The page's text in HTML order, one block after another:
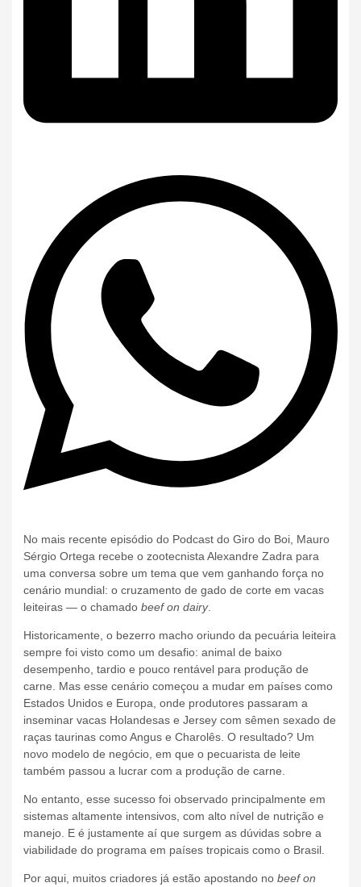
No mais recente episódio do Podcast do Giro do Boi, Mauro
Sérgio Ortega recebe o zootecnista Alexandre Zadra para
uma conversa sobre um tema que vem ganhando força no
cenário mundial: o cruzamento de gado de corte em vacas
leiteiras — o chamadobeef on dairy.
Historicamente, o bezerro macho oriundo da pecuária leiteira
sempre foi visto como um desafio: animal de baixo
desempenho, tardio e pouco rentável para produção de
carne. Mas esse cenário começou a mudar em países como
Estados Unidos e Europa, onde produtores passaram a
inseminar vacas Holandesas e Jersey com sêmen sexado de
raças taurinas como Angus e Charolês. O resultado? Um
novo modelo de negócio, em que o pecuarista de leite
também passou a lucrar com a produção de carne.
No entanto, esse sucesso foi observado principalmente em
sistemas altamente intensivos, com alto nível de nutrição e
manejo. E é justamente aí que surgem as dúvidas sobre a
viabilidade do programa em países tropicais como o Brasil.
Por aqui, muitos criadores já estão apostando nobeef on